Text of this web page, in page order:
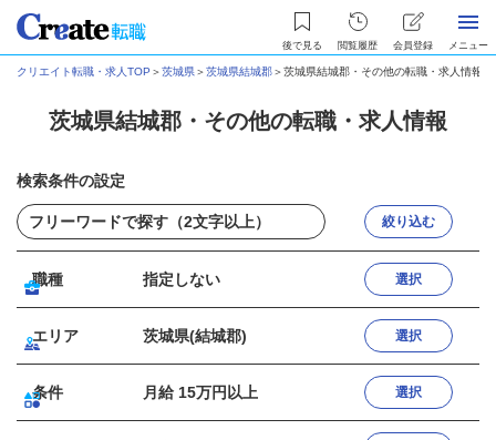
後で見る 閲覧履歴 会員登録 メニュー
クリエイト転職・求人TOP ＞茨城県＞茨城県結城郡＞茨城県結城郡・その他の転職・求人情報
茨城県結城郡・その他の転職・求人情報
検索条件の設定
絞り込む
職種 指定しない 選択
エリア 茨城県(結城郡) 選択
条件 月給 15万円以上 選択